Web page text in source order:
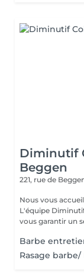
Diminutif
Beggen
221, rue de
Nous vous
L'équipe
vous garantir un
Barbe
Rasage